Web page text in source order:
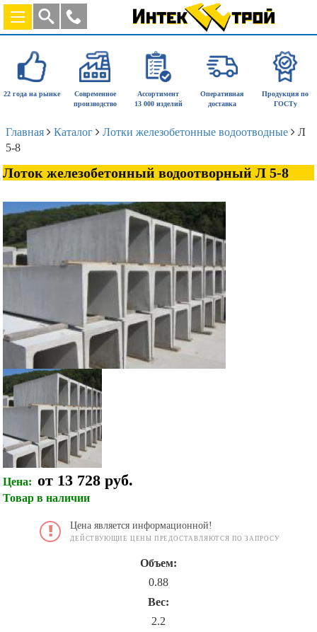
22 года на рынке
Современное
производство
Ассортимент
13 000 изделий
Оперативная
доставка
Продукция по
ГОСТу
Главная Каталог Лотки железобетонные водоотводные
Л
5-8
Лоток железобетонный водоотворный Л 5-8
Цена: от 13 728 руб.
Товар в наличии
Цена является информационной!
ДЕЙСТВУЮЩИЕ ЦЕНЫ ПРЕДОСТАВЛЯЮТСЯ ПО ЗАПРОСУ
Объем:
0.88
Вес:
2.2